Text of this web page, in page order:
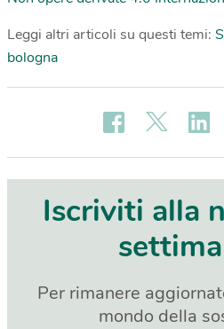
Leggi altri articoli su questi temi:
bologna
Iscriviti alla
Per rimanere
mondo della